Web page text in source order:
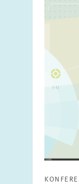
Bild